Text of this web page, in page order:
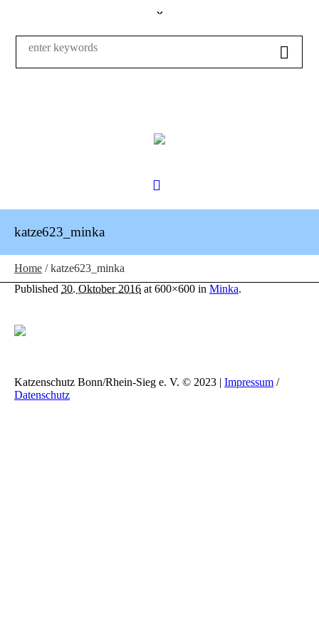
katze623_minka
Home /katze623_minka
Published 30. Oktober 2016 at 600×600 in Minka.
Katzenschutz Bonn/Rhein-Sieg e. V. © 2023 | Impressum /
Datenschutz